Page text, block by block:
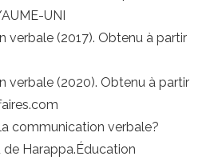
UNI
verbale (2017). Obtenu à partir
verbale (2020). Obtenu à partir
communication verbale?
de Harappa.Éducation